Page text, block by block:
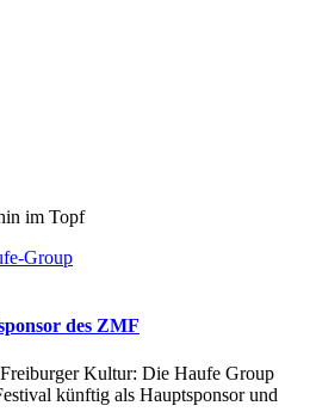
im Topf
des ZMF
Kultur: Die Haufe Group
künftig als Hauptsponsor und